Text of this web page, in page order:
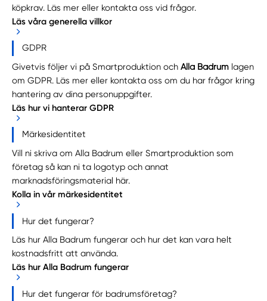
köpkrav. Läs mer eller kontakta oss vid frågor.
Läs våra generella villkor
GDPR
Givetvis följer vi på Smartproduktion ochAlla Badrum lagen
om GDPR. Läs mer eller kontakta oss om du har frågor kring
hantering av dina personuppgifter.
Läs hur vi hanterar GDPR
Märkesidentitet
Vill ni skriva om Alla Badrum eller Smartproduktion som
företag så kan ni ta logotyp och annat
marknadsföringsmaterial här.
Kolla in vår märkesidentitet
Hur det fungerar?
Läs hur Alla Badrum fungerar och hur det kan vara helt
kostnadsfritt att använda.
Läs hur Alla Badrum fungerar
Hur det fungerar för badrumsföretag?